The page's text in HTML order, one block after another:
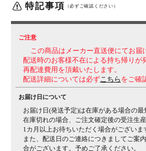
を採用。・前傾機能付き背座シ
階ピッチ固定可能(4段階)リク
20度、外側20度)・座面高さ調
座面奥行き調整(ストローク
生産国 日本
人日本オフィス家具協会(JOIFA)
はの保証ページをご確認くださ
組み立て 完成品
変更点
・ランバーサポートカラー：ペ
特記事項 （必ずご確認ください）
ご注意
この商品はメーカー直送便にてお届
配送時のお客様不在による持ち帰りが
再配達費用を頂戴いたします。
配送詳細については必ずこちら をご確
お届け日について
お届け日(発送予定)は在庫がある場合の最
在庫切れの場合、ご注文確定後の受注生
1カ月以上お待ちいただく場合がございま
また、配送日のご連絡につきましてご案
合がございます。予めご了承ください。